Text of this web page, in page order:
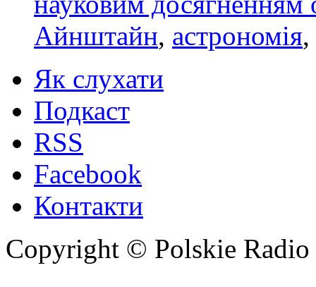
Айнштайн, астрономія,
Як слухати
Подкаст
RSS
Facebook
Контакти
Copyright © Polskie